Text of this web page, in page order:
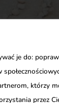
je do:
którzy
przez